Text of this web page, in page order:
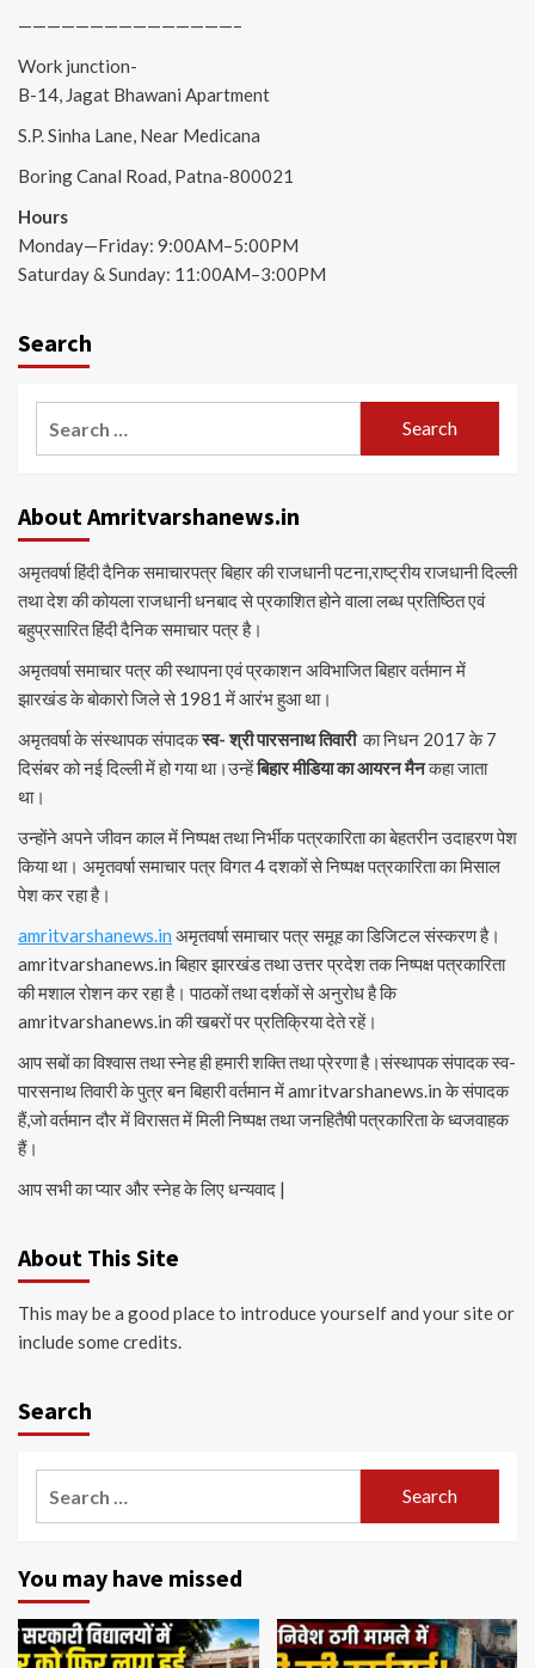
———————————————–
Work junction-
B-14, Jagat Bhawani Apartment
S.P. Sinha Lane, Near Medicana
Boring Canal Road, Patna-800021
Hours
Monday—Friday: 9:00AM–5:00PM
Saturday & Sunday: 11:00AM–3:00PM
Search
About Amritvarshanews.in
अमृतवर्षा हिंदी दैनिक समाचारपत्र बिहार की राजधानी पटना,राष्ट्रीय राजधानी दिल्ली
तथा देश की कोयला राजधानी धनबाद से प्रकाशित होने वाला लब्ध प्रतिष्ठित एवं
बहुप्रसारित हिंदी दैनिक समाचार पत्र है।
अमृतवर्षा समाचार पत्र की स्थापना एवं प्रकाशन अविभाजित बिहार वर्तमान में
झारखंड के बोकारो जिले से 1981 में आरंभ हुआ था।
अमृतवर्षा के संस्थापक संपादकस्व- श्री पारसनाथ तिवारीका निधन 2017 के 7
दिसंबर को नई दिल्ली में हो गया था।उन्हेंबिहार मीडिया का आयरन मैनकहा जाता
था।
उन्होंने अपने जीवन काल में निष्पक्ष तथा निर्भीक पत्रकारिता का बेहतरीन उदाहरण पेश
किया था। अमृतवर्षा समाचार पत्र विगत 4 दशकों से निष्पक्ष पत्रकारिता का मिसाल
पेश कर रहा है।
amritvarshanews.in अमृतवर्षा समाचार पत्र समूह का डिजिटल संस्करण है।
amritvarshanews.in बिहार झारखंड तथा उत्तर प्रदेश तक निष्पक्ष पत्रकारिता
की मशाल रोशन कर रहा है। पाठकों तथा दर्शकों से अनुरोध है कि
amritvarshanews.in की खबरों पर प्रतिक्रिया देते रहें।
आप सबों का विश्वास तथा स्नेह ही हमारी शक्ति तथा प्रेरणा है।संस्थापक संपादक स्व-
पारसनाथ तिवारी के पुत्र बन बिहारी वर्तमान में amritvarshanews.in के संपादक
हैं,जो वर्तमान दौर में विरासत में मिली निष्पक्ष तथा जनहितैषी पत्रकारिता के ध्वजवाहक
हैं।
आप सभी का प्यार और स्नेह के लिए धन्यवाद |
About This Site
This may be a good place to introduce yourself and your site or
include some credits.
Search
You may have missed